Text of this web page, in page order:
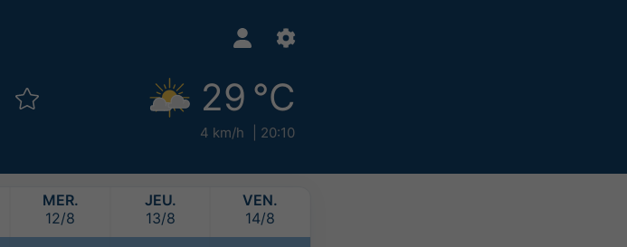
29 °C
4 km/h 20:10
MER.
12/8
JEU.
13/8
VEN.
14/8